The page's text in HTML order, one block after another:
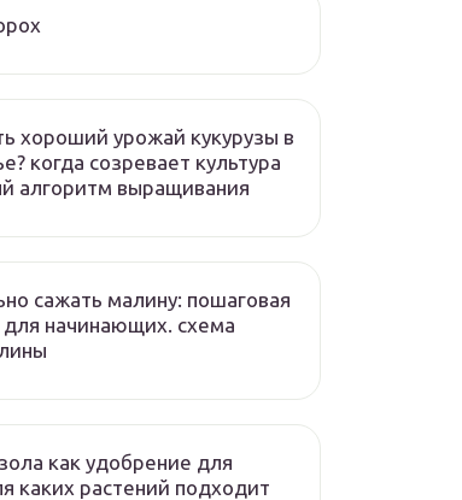
хороший урожай кукурузы в
когда созревает культура
алгоритм выращивания
сажать малину: пошаговая
для начинающих. схема
как удобрение для
каких растений подходит